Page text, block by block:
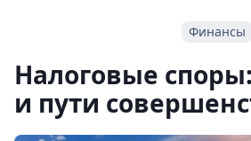
Финансы
Налоговые
и пути